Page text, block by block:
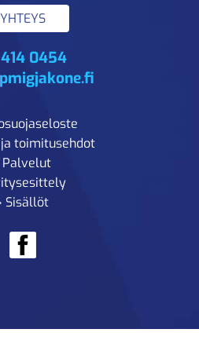
YHTEYS
0454
ja toimitusehdot
Palvelut
Sisällöt